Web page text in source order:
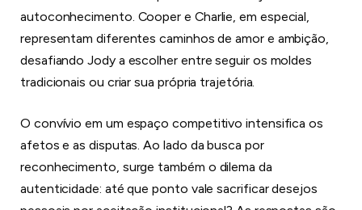
autoconhecimento. Cooper e Charlie, em especial,
representam diferentes caminhos de amor e ambição,
desafiando Jody a escolher entre seguir os moldes
tradicionais ou criar sua própria trajetória.
O convívio em um espaço competitivo intensifica os
afetos e as disputas. Ao lado da busca por
reconhecimento, surge também o dilema da
autenticidade: até que ponto vale sacrificar desejos